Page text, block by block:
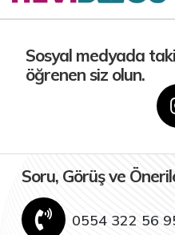
Sosyal medyada
öğrenen siz olun.
Soru, Görüş ve
0554 322 56